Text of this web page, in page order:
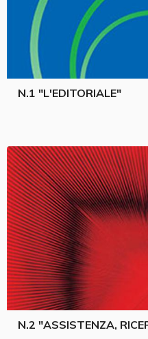
N.1 "L'EDITORIALE"
N.2 "ASSISTENZA,